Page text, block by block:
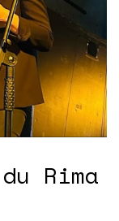
Rima